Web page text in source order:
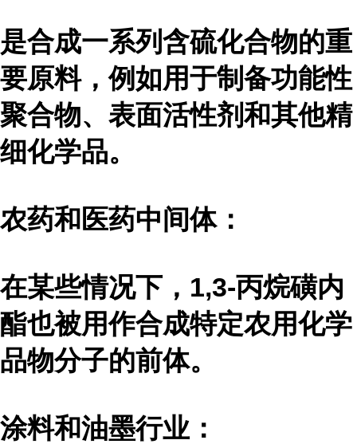
是合成一系列含硫化合物的重
要原料，例如用于制备功能性
聚合物、表面活性剂和其他精
细化学品。
农药和医药中间体：
在某些情况下，1,3-丙烷磺内
酯也被用作合成特定农用化学
品物分子的前体。
涂料和油墨行业：